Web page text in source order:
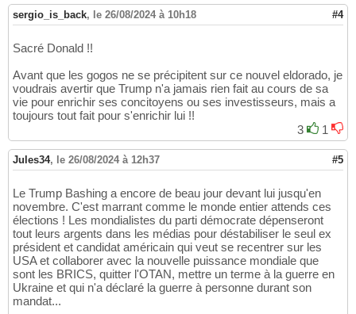
sergio_is_back, le 26/08/2024 à 10h18 #4
Sacré Donald !!
Avant que les gogos ne se précipitent sur ce nouvel eldorado, je
voudrais avertir que Trump n'a jamais rien fait au cours de sa
vie pour enrichir ses concitoyens ou ses investisseurs, mais a
toujours tout fait pour s'enrichir lui !!
3
1
Jules34, le 26/08/2024 à 12h37 #5
Le Trump Bashing a encore de beau jour devant lui jusqu'en
novembre. C'est marrant comme le monde entier attends ces
élections ! Les mondialistes du parti démocrate dépenseront
tout leurs argents dans les médias pour déstabiliser le seul ex
président et candidat américain qui veut se recentrer sur les
USA et collaborer avec la nouvelle puissance mondiale que
sont les BRICS, quitter l'OTAN, mettre un terme à la guerre en
Ukraine et qui n'a déclaré la guerre à personne durant son
mandat...